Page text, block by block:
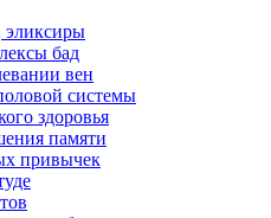
эликсиры
бад
вен
системы
здоровья
памяти
привычек